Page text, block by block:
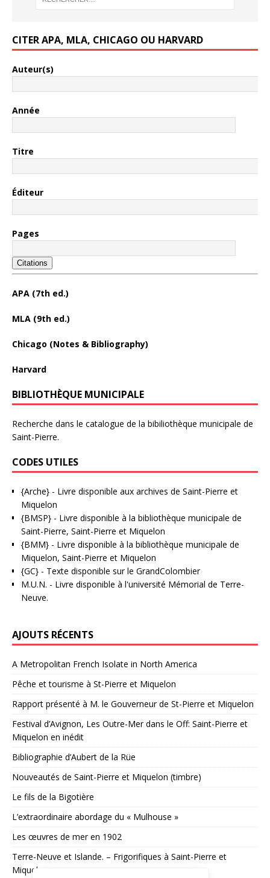
CITER APA, MLA, CHICAGO OU HARVARD
Auteur(s)
Année
Titre
Éditeur
Pages
Citations
APA (7th ed.)
MLA (9th ed.)
Chicago (Notes & Bibliography)
Harvard
BIBLIOTHÈQUE MUNICIPALE
Recherche dans le catalogue de la bibiliothèque municipale de
Saint-Pierre.
CODES UTILES
{Arche} - Livre disponible aux archives de Saint-Pierre et
Miquelon
{BMSP} - Livre disponible à la bibliothèque municipale de
Saint-Pierre, Saint-Pierre et Miquelon
{BMM} - Livre disponible à la bibliothèque municipale de
Miquelon, Saint-Pierre et Miquelon
{GC} - Texte disponible sur le GrandColombier
M.U.N. - Livre disponible à l'université Mémorial de Terre-
Neuve.
AJOUTS RÉCENTS
A Metropolitan French Isolate in North America
Pêche et tourisme à St-Pierre et Miquelon
Rapport présenté à M. le Gouverneur de St-Pierre et Miquelon
Festival d’Avignon, Les Outre-Mer dans le Off: Saint-Pierre et
Miquelon en inédit
Bibliographie d’Aubert de la Rüe
Nouveautés de Saint-Pierre et Miquelon (timbre)
Le fils de la Bigotière
L’extraordinaire abordage du « Mulhouse »
Les œuvres de mer en 1902
Terre-Neuve et Islande. – Frigorifiques à Saint-Pierre et
Miquelon